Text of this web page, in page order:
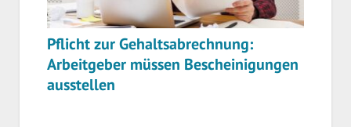
Pflicht zur Gehaltsabrechnung:
Arbeitgeber müssen Bescheinigungen
ausstellen